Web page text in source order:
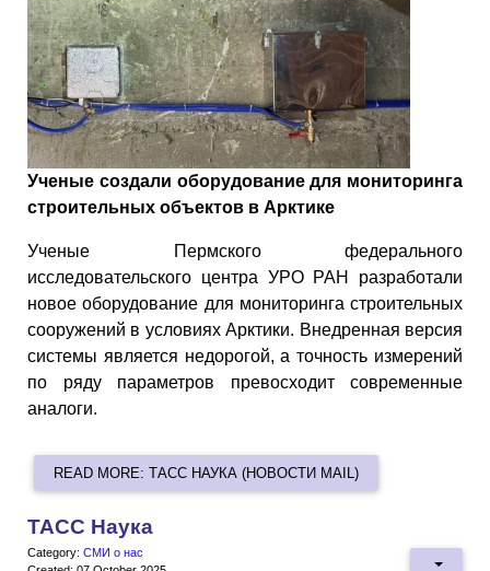
Ученые создали оборудование для мониторинга
строительных объектов в Арктике
Ученые Пермского федерального
исследовательского центра УРО РАН разработали
новое оборудование для мониторинга строительных
сооружений в условиях Арктики. Внедренная версия
системы является недорогой, а точность измерений
по ряду параметров превосходит современные
аналоги.
READ MORE: ТАСС НАУКА (НОВОСТИ MAIL)
ТАСС Наука
Category: СМИ о нас